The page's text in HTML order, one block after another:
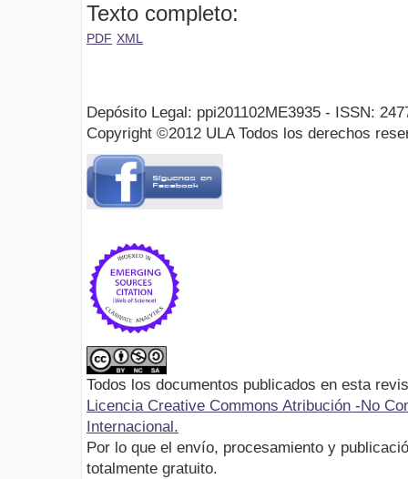
Texto completo:
PDF XML
Depósito Legal: ppi201102ME3935 - ISSN:
Copyright ©2012 ULA Todos los derechos
Todos los documentos publicados en esta
Licencia Creative Commons Atribución -No
Internacional.
Por lo que el envío, procesamiento y
totalmente gratuito.